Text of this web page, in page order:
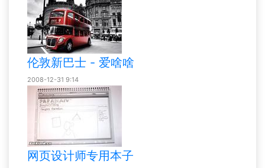
伦敦新巴士 - 爱啥啥
2008-12-31 9:14
网页设计师专用本子